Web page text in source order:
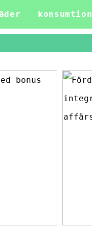
konsumtion